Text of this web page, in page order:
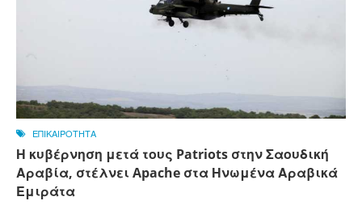
ΕΠΙΚΑΙΡΟΤΗΤΑ
Η κυβέρνηση μετά τους Patriots στην Σαουδική
Αραβία, στέλνει Apache στα Ηνωμένα Αραβικά
Εμιράτα